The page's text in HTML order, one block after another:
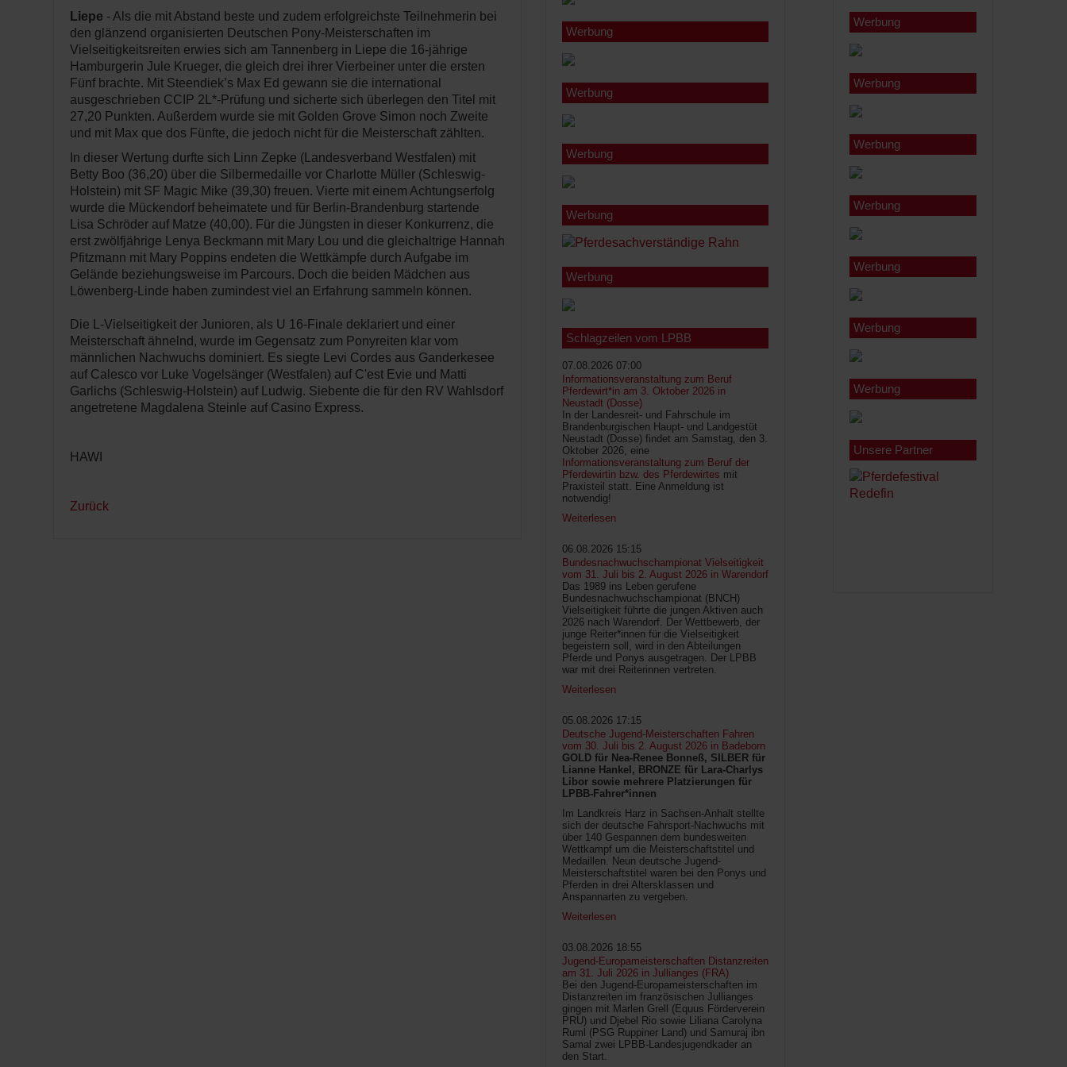
Liepe - Als die mit Abstand beste und zudem erfolgreichste Teilnehmerin bei
den glänzend organisierten Deutschen Pony-Meisterschaften im
Vielseitigkeitsreiten erwies sich am Tannenberg in Liepe die 16-jährige
Hamburgerin Jule Krueger, die gleich drei ihrer Vierbeiner unter die ersten
Fünf brachte. Mit Steendiek’s Max Ed gewann sie die international
ausgeschrieben CCIP 2L*-Prüfung und sicherte sich überlegen den Titel mit
27,20 Punkten. Außerdem wurde sie mit Golden Grove Simon noch Zweite
und mit Max que dos Fünfte, die jedoch nicht für die Meisterschaft zählten.
In dieser Wertung durfte sich Linn Zepke (Landesverband Westfalen) mit
Betty Boo (36,20) über die Silbermedaille vor Charlotte Müller (Schleswig-
Holstein) mit SF Magic Mike (39,30) freuen. Vierte mit einem Achtungserfolg
wurde die Mückendorf beheimatete und für Berlin-Brandenburg startende
Lisa Schröder auf Matze (40,00). Für die Jüngsten in dieser Konkurrenz, die
erst zwölfjährige Lenya Beckmann mit Mary Lou und die gleichaltrige Hannah
Pfitzmann mit Mary Poppins endeten die Wettkämpfe durch Aufgabe im
Gelände beziehungsweise im Parcours. Doch die beiden Mädchen aus
Löwenberg-Linde haben zumindest viel an Erfahrung sammeln können.
Die L-Vielseitigkeit der Junioren, als U 16-Finale deklariert und einer
Meisterschaft ähnelnd, wurde im Gegensatz zum Ponyreiten klar vom
männlichen Nachwuchs dominiert. Es siegte Levi Cordes aus Ganderkesee
auf Calesco vor Luke Vogelsänger (Westfalen) auf C'est Evie und Matti
Garlichs (Schleswig-Holstein) auf Ludwig. Siebente die für den RV Wahlsdorf
angetretene Magdalena Steinle auf Casino Express.
HAWI
Zurück
Werbung
Werbung
Werbung
Werbung
Werbung
Schlagzeilen vom LPBB
07.08.2026 07:00
Informationsveranstaltung zum Beruf
Pferdewirt*in am 3. Oktober 2026 in
Neustadt (Dosse)
In der Landesreit- und Fahrschule im
Brandenburgischen Haupt- und Landgestüt
Neustadt (Dosse) findet am Samstag, den 3.
Oktober 2026, eine
Informationsveranstaltung zum Beruf der
Pferdewirtin bzw. des Pferdewirtes mit
Praxisteil statt. Eine Anmeldung ist
notwendig!
Weiterlesen
06.08.2026 15:15
Bundesnachwuchschampionat Vielseitigkeit
vom 31. Juli bis 2. August 2026 in Warendorf
Das 1989 ins Leben gerufene
Bundesnachwuchschampionat (BNCH)
Vielseitigkeit führte die jungen Aktiven auch
2026 nach Warendorf. Der Wettbewerb, der
junge Reiter*innen für die Vielseitigkeit
begeistern soll, wird in den Abteilungen
Pferde und Ponys ausgetragen. Der LPBB
war mit drei Reiterinnen vertreten.
Weiterlesen
05.08.2026 17:15
Deutsche Jugend-Meisterschaften Fahren
vom 30. Juli bis 2. August 2026 in Badeborn
GOLD für Nea-Renee Bonneß, SILBER für
Lianne Hankel, BRONZE für Lara-Charlys
Libor sowie mehrere Platzierungen für
LPBB-Fahrer*innen
Im Landkreis Harz in Sachsen-Anhalt stellte
sich der deutsche Fahrsport-Nachwuchs mit
über 140 Gespannen dem bundesweiten
Wettkampf um die Meisterschaftstitel und
Medaillen. Neun deutsche Jugend-
Meisterschaftstitel waren bei den Ponys und
Pferden in drei Altersklassen und
Anspannarten zu vergeben.
Weiterlesen
03.08.2026 18:55
Jugend-Europameisterschaften Distanzreiten
am 31. Juli 2026 in Jullianges (FRA)
Bei den Jugend-Europameisterschaften im
Distanzreiten im französischen Jullianges
gingen mit Marlen Grell (Equus Förderverein
PRU) und Djebel Rio sowie Liliana Carolyna
Ruml (PSG Ruppiner Land) und Samuraj ibn
Samal zwei LPBB-Landesjugendkader an
den Start.
Werbung
Werbung
Werbung
Werbung
Werbung
Werbung
Werbung
Unsere Partner